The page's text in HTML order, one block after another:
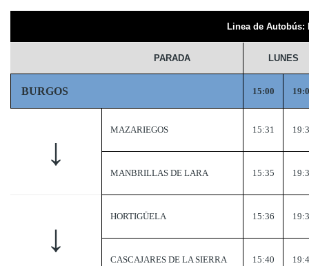
Linea de Autobús:
PARADA LUNES
BURGOS 15:00
↓
MAZARIEGOS 15:31
MANBRILLAS DE LARA 15:35
↓
HORTIGÜELA 15:36
CASCAJARES DE LA SIERRA 15:40